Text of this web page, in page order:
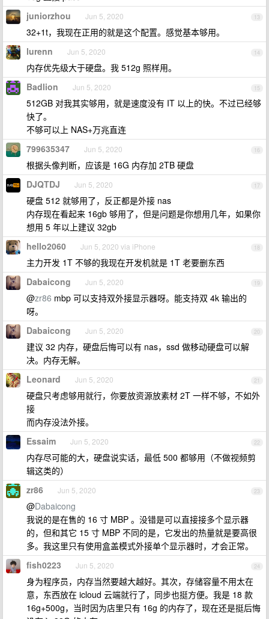
13
juniorzhou Jun 5, 2020
32+1t，我现在正用的就是这个配置。感觉基本够用。
14
lurenn Jun 5, 2020
内存优先级大于硬盘。我 512g 照样用。
15
Badlion Jun 5, 2020
512GB 对我其实够用，就是速度没有 IT 以上的快。不过已经够
快了。
不够可以上 NAS+万兆直连
16
799635347 Jun 5, 2020
根据头像判断，应该是 16G 内存加 2TB 硬盘
17
DJQTDJ Jun 5, 2020
硬盘 512 就够用了，反正都是外接 nas
内存现在看起来 16gb 够用了，但是问题是你想用几年，如果你
想用 5 年以上建议 32gb
18
hello2060 Jun 5, 2020 via iPhone
主力开发 1T 不够的我现在开发机就是 1T 老要删东西
19
Dabaicong Jun 5, 2020
@zr86 mbp 可以支持双外接显示器呀。能支持双 4k 输出的
呀。
20
Dabaicong Jun 5, 2020
建议 32 内存，硬盘后悔可以有 nas，ssd 做移动硬盘可以解
决。内存无解。
21
Leonard Jun 5, 2020
硬盘只考虑够用就行，你要放资源放素材 2T 一样不够，不如外
接
而内存没法外接。
22
Essaim Jun 5, 2020
内存尽可能的大，硬盘说实话，最低 500 都够用（不做视频剪
辑这类的）
23
zr86 Jun 5, 2020
@Dabaicong
我说的是在售的 16 寸 MBP 。没错是可以直接接多个显示器
的，但和其它 15 寸 MBP 不同的是，它发出的热量就是要高很
多。我这里只有使用盒盖模式外接单个显示器时，才会正常。
24
fish0223 Jun 5, 2020
身为程序员，内存当然要越大越好。其次，存储容量不用太在
意，东西放在 icloud 云端就行了，同步也挺方便。我是 18 款
16g+500g，当时因为店里只有 16g 的内存了，现在还是挺后悔